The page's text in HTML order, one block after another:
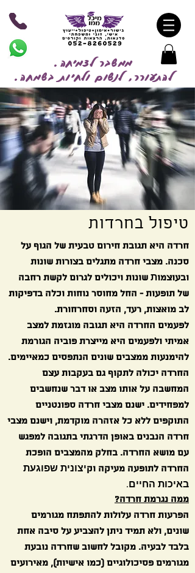
ממשבר לצמיחה.
להתעורר, לנשום ולחיות בשמחה.
טיפול בחרדות
חרדה היא תגובת חירום טבעית של הגוף על
סכנה. מצבי חרדה מתגלים בצורות שונות
ובעוצמות שונות ויכולים לגרום לקשת רחבה
של תופעות - החל מחוסר נוחות וכלה בדפיקות
לב מואצות, רעד, הזעה וסחרחורת.
לפעמים החרדה היא תגובה מוגזמת למצב
אמיתי ולפעמים היא מייצרת פוביה הגורמת
להימנעות ממצבים שונים הנתפסים כמאיימים.
החרדה יכולה לתקוף גם בעקבות עצם
המחשבה על אותו מצב או דבר שנחשבים
למפחידים. ישנם מצבי חרדה ספונטניים
התוקפים ללא כל אזהרה מוקדמת, וישנם מצבי
חרדה הנבנים באופן הדרגתי בתגובה למפגש
עם מושא החרדה. בחלק מהמצבים הופכת
החרדה לתופעה מעיקה וקיצונית שפוגעת
באיכות החיים.
ממה נגרמת חרדה?
הפרעות חרדה עלולות להתפתח מגורמים
שונים, ולא תמיד ניתן להצביע על סיבה אחת
בלבד לבעיה. מקובל לחשוב שחרדה נובעת
מגורמים פסיכולוגיים (כמו אישיות), מאירועים